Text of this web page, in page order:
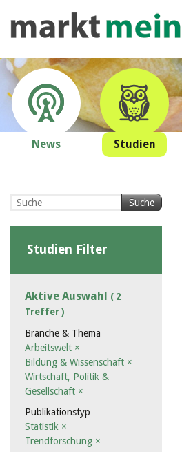
News Studien
Suche
Studien Filter
Aktive Auswahl ( 2
Treffer )
Branche & Thema
Arbeitswelt ×
Bildung & Wissenschaft ×
Wirtschaft, Politik &
Gesellschaft ×
Publikationstyp
Statistik ×
Trendforschung ×